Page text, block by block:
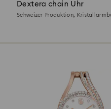
Dextera chain Uhr
Schweizer Produktion,